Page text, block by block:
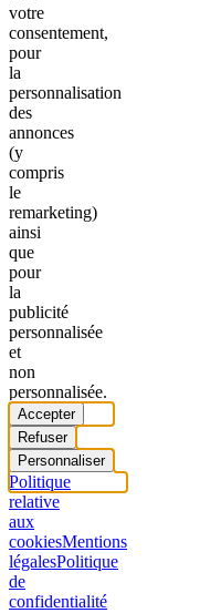
votre
consentement,
pour
la
personnalisation
des
annonces
(y
compris
le
remarketing)
ainsi
que
pour
la
publicité
personnalisée
et
non
personnalisée.
Accepter
Refuser
Personnaliser
Politique
relative
aux
cookiesMentions
légalesPolitique
de
confidentialité